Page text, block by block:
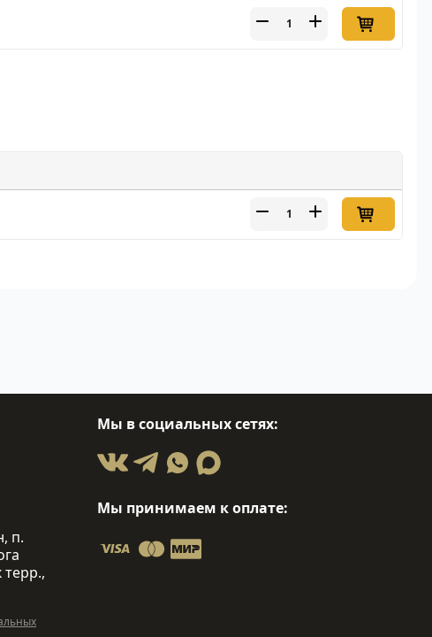
п.
терр.,
Мы в социальных сетях:
Мы принимаем к оплате: